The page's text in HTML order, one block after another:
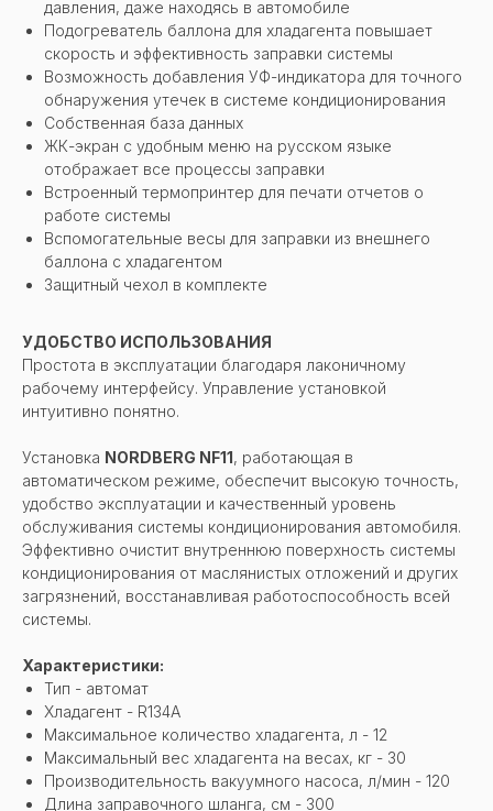
давления, даже находясь в автомобиле
Подогреватель баллона для хладагента повышает
скорость и эффективность заправки системы
Возможность добавления УФ-индикатора для точного
обнаружения утечек в системе кондиционирования
Собственная база данных
ЖК-экран с удобным меню на русском языке
отображает все процессы заправки
Встроенный термопринтер для печати отчетов о
работе системы
Вспомогательные весы для заправки из внешнего
баллона с хладагентом
Защитный чехол в комплекте
УДОБСТВО ИСПОЛЬЗОВАНИЯ
Простота в эксплуатации благодаря лаконичному
рабочему интерфейсу. Управление установкой
интуитивно понятно.
Установка NORDBERG NF11, работающая в
автоматическом режиме, обеспечит высокую точность,
удобство эксплуатации и качественный уровень
обслуживания системы кондиционирования автомобиля.
Эффективно очистит внутреннюю поверхность системы
кондиционирования от маслянистых отложений и других
загрязнений, восстанавливая работоспособность всей
системы.
Характеристики:
Тип - автомат
Хладагент - R134A
Максимальное количество хладагента, л - 12
Максимальный вес хладагента на весах, кг - 30
Производительность вакуумного насоса, л/мин - 120
Длина заправочного шланга, см - 300